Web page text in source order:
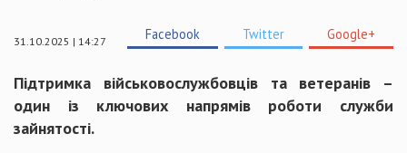
31.10.2025 | 14:27 Facebook Twitter Google+
Підтримка військовослужбовців та ветеранів –
один із ключових напрямів роботи служби
зайнятості.